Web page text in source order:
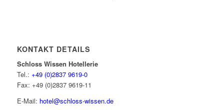
KONTAKT DETAILS
Schloss Wissen Hotellerie
Tel.: +49 (0)2837 9619-0
Fax: +49 (0)2837 9619-11
E-Mail: hotel@schloss-wissen.de